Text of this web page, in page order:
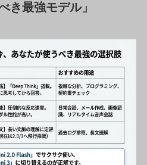
き最強モデル」